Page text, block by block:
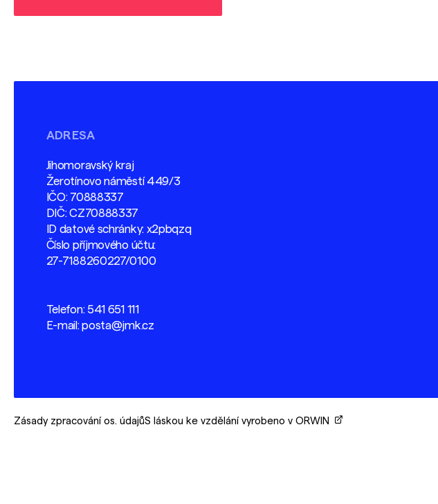
ADRESA
Jihomoravský kraj
Žerotínovo náměstí 449/3
IČO: 70888337
DIČ: CZ70888337
ID datové schránky: x2pbqzq
Číslo příjmového účtu:
27-7188260227/0100
Telefon: 541 651 111
E-mail:posta@jmk.cz
Zásady zpracování os. údajůS láskou ke vzdělání vyrobeno v ORWIN